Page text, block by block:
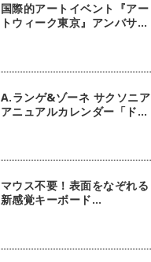
国際的アートイベント『アー
トウィーク東京』アンバサダ
A.ランゲ&ゾーネ サクソニア
アニュアルカレンダー「ドイ
マウス不要！表面をなぞれる
新感覚キーボード